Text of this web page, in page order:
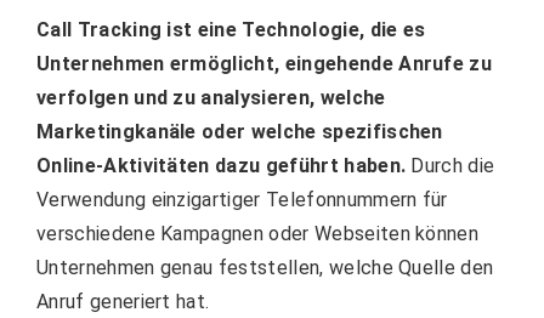
Call Tracking ist eine Technologie, die es
Unternehmen ermöglicht, eingehende Anrufe zu
verfolgen und zu analysieren, welche
Marketingkanäle oder welche spezifischen
Online-Aktivitäten dazu geführt haben. Durch die
Verwendung einzigartiger Telefonnummern für
verschiedene Kampagnen oder Webseiten können
Unternehmen genau feststellen, welche Quelle den
Anruf generiert hat.